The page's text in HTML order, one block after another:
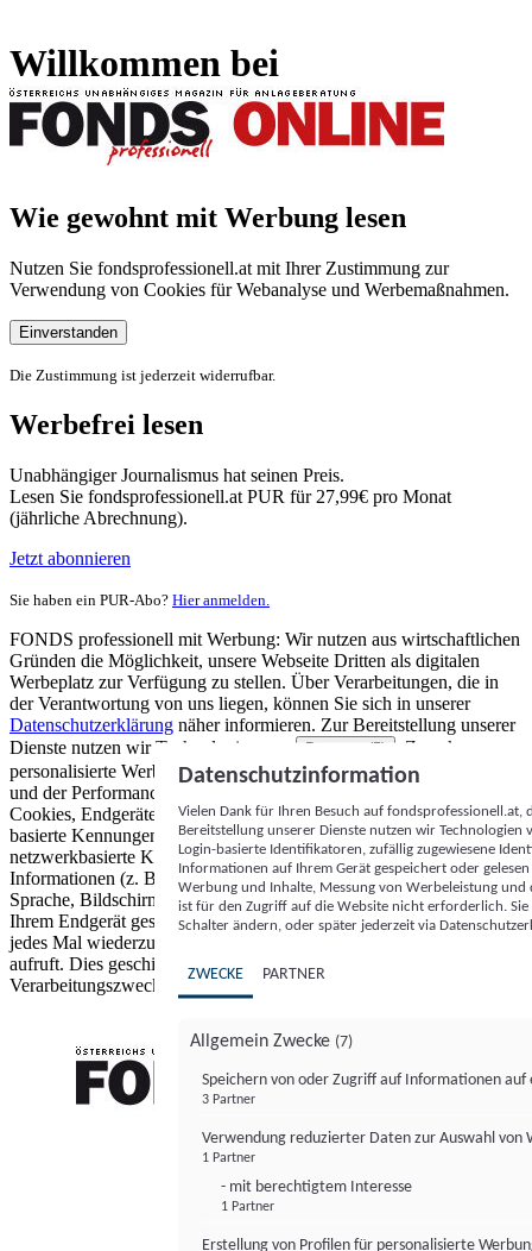
Willkommen bei
Wie gewohnt mit Werbung lesen
Nutzen Sie fondsprofessionell.at mit Ihrer Zustimmung zur
Verwendung von Cookies für Webanalyse und Werbemaßnahmen.
Einverstanden
Die Zustimmung ist jederzeit widerrufbar.
Werbefrei lesen
Unabhängiger Journalismus hat seinen Preis.
Lesen Sie fondsprofessionell.at PUR für 27,99€ pro Monat
(jährliche Abrechnung).
Jetzt abonnieren
Sie haben ein PUR-Abo? Hier anmelden.
FONDS professionell mit Werbung: Wir nutzen aus wirtschaftlichen
Gründen die Möglichkeit, unsere Webseite Dritten als digitalen
Werbeplatz zur Verfügung zu stellen. Über Verarbeitungen, die in
der Verantwortung von uns liegen, können Sie sich in unserer
Datenschutzerklärung näher informieren. Zur Bereitstellung unserer
Dienste nutzen wir Technologien von
Partnern (5)
. Zwecke:
personalisierte Werbung und Inhalte, Messung von Werbeleistung
und der Performance von Inhalten sowie Zielgruppenforschung.
Cookies, Endgeräte- oder ähnliche Online-Kennungen (z. B. login-
basierte Kennungen, zufällig generierte Kennungen,
netzwerkbasierte Kennungen) können zusammen mit anderen
Informationen (z. B. Browsertyp und Browserinformationen,
Sprache, Bildschirmgröße, unterstützte Technologien usw.) auf
Ihrem Endgerät gespeichert oder von dort ausgelesen werden, um es
jedes Mal wiederzuerkennen, wenn es eine App oder einer Webseite
aufruft. Dies geschieht für einen oder mehrere der hier aufgeführten
Verarbeitungszwecke.
Datenschutzinformation
Vielen Dank für Ihren Besuch auf
Bereitstellung unserer Dienste nutzen wir Technologien
Login-basierte Identifikatoren, zufällig zugewiesene
Informationen auf Ihrem Gerät gespeichert oder
Werbung und Inhalte, Messung von Werbeleistung
ist für den Zugriff auf die Website nicht erforderlich.
Schalter ändern, oder später jederzeit via
ZWECKE PARTNER
Allgemein Zwecke (7)
Speichern von oder Zugriff auf Informationen auf
3 Partner
Verwendung reduzierter Daten zur Auswahl von
1 Partner
- mit berechtigtem Interesse
1 Partner
Erstellung von Profilen für personalisierte
FONDS professionell